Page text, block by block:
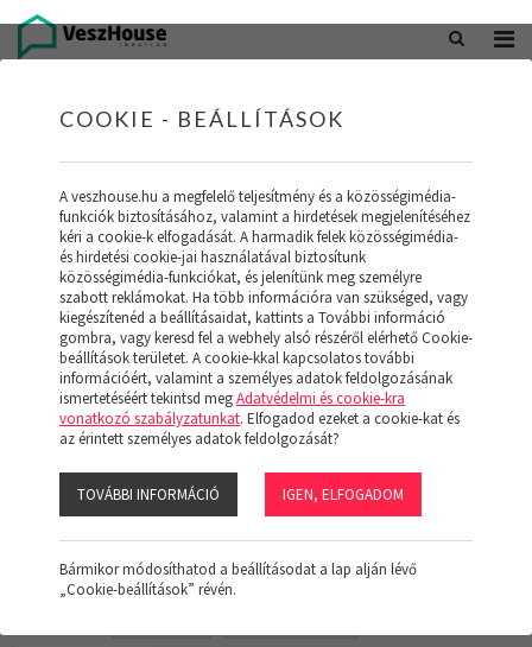
office@veszhouse.hu +36 20 402 5098
INGATLAN KÉSZLETÜNK
(19)
Szűrő megjelenítése
COOKIE - BEÁLLÍTÁSOK
A veszhouse.hu a megfelelő teljesítmény és a közösségimédia-
funkciók biztosításához, valamint a hirdetések megjelenítéséhez
kéri a cookie-k elfogadását. A harmadik felek közösségimédia-
és hirdetési cookie-jai használatával biztosítunk
közösségimédia-funkciókat, és jelenítünk meg személyre
szabott reklámokat. Ha több információra van szükséged, vagy
kiegészítenéd a beállításaidat, kattints a További információ
gombra, vagy keresd fel a webhely alsó részéről elérhető Cookie-
beállítások területet. A cookie-kkal kapcsolatos további
információért, valamint a személyes adatok feldolgozásának
ismertetéséért tekintsd megAdatvédelmi és cookie-kra
vonatkozó szabályzatunkat. Elfogadod ezeket a cookie-kat és
az érintett személyes adatok feldolgozását?
TOVÁBBI INFORMÁCIÓ IGEN, ELFOGADOM
Bármikor módosíthatod a beállításodat a lap alján lévő
„Cookie-beállítások” révén.